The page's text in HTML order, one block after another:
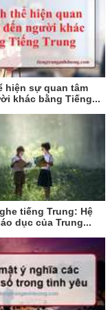
hiện sự quan tâm
khác bằng Tiếng...
tiếng Trung: Hệ
dục của Trung...